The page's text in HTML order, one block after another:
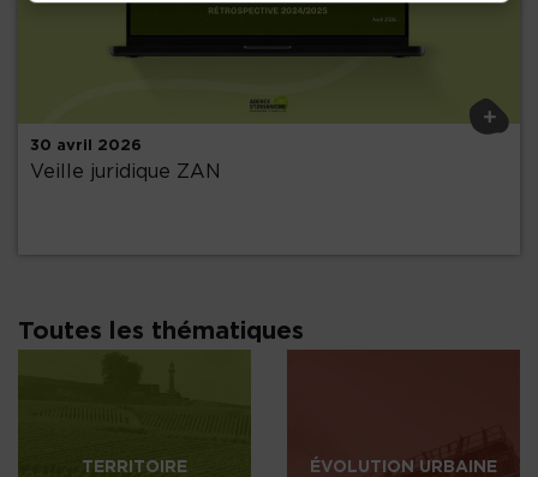
Précédent
+
30 avril 2026
Veille juridique ZAN
Toutes les thématiques
TERRITOIRE ÉVOLUTION URBAINE